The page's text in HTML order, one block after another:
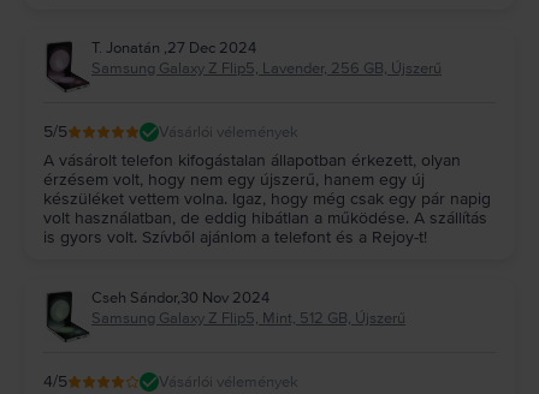
T. Jonatán ,27 Dec 2024
Samsung Galaxy Z Flip5, Lavender, 256 GB, Újszerű
5/5 Vásárlói vélemények
A vásárolt telefon kifogástalan állapotban érkezett, olyan
érzésem volt, hogy nem egy újszerű, hanem egy új
készüléket vettem volna. Igaz, hogy még csak egy pár napig
volt használatban, de eddig hibátlan a működése. A szállítás
is gyors volt. Szívből ajánlom a telefont és a Rejoy-t!
Cseh Sándor,30 Nov 2024
Samsung Galaxy Z Flip5, Mint, 512 GB, Újszerű
4/5 Vásárlói vélemények